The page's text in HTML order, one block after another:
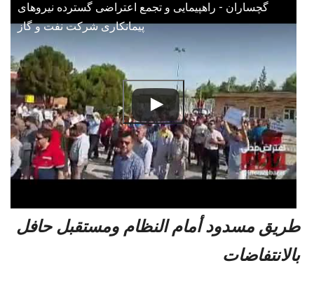
گچساران - راهپیمایی و تجمع اعتراضی گسترده نیروهای
پیمانکاری شرکت نفت و گاز
طريق مسدود أمام النظام ومستقبل حافل
بالانتفاضات